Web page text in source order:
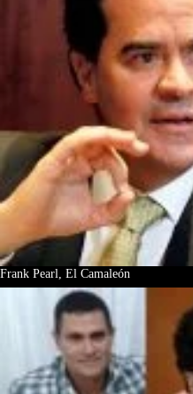
Frank Pearl, El Camaleón